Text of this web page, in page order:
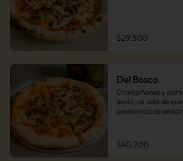
$29.500
Del Bosco
Champiñones y
pesto, un velo de
posibilidad de
$40.200